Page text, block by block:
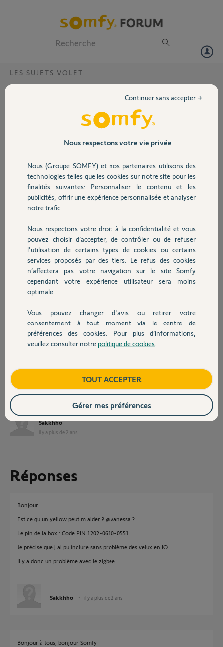
Volet
Sécurité
Domotique
Chauffage
Autres produits
Devis avec un pro
Contact
LES SUJETS VOLET
Boitier somfy a echoué dans l identification
voici mon installation.
j'ai bien un volet coordinateur (vérifié avec un 2R+ haut bas) qui bouge
pdt 10s
j'ai bien tous mes volets dans le même reseau car ils font un va et
vient apres l'appui R+ stop
elle est pas hyper bien configurée mais controle tous les volet.
dongle Zigbee 1.2 / 3.0 pour Profalux acheté chez ENVEO (dongle
blanc inscrit 3.0 dessus)
https://www.sos-piecesvolet.com/confort-connecte/888-dong...
jusque la tout va bien ...
quand menu / dongle / joindre un reseau /
etape 1 (R+stop) = OK
etape 2 : votre boitier somfy a échoué dans l'identification du reseau
je suis coincé !
Help me !
Merci,
Sakkhho
il y a plus de 2 ans
Réponses
Bonjour
Est ce qu un yellow peut m aider ? @vanessa ?
Le pin de la box : Code PIN 1202-0610-0551
Je précise que j ai pu inclure sans problème des velux en IO.
Il y a donc un problème avec le zigbee.
Sakkhho il y a plus de 2 ans
Bonjour à tous, bonjour Somfy
Nous respectons votre vie privée
Nous (Groupe SOMFY) et nos partenaires utilisons des
technologies telles que les cookies sur notre site pour les
finalités suivantes: Personnaliser le contenu et les
publicités, offrir une expérience personnalisée et analyser
notre trafic.
Nous respectons votre droit à la confidentialité et vous
pouvez choisir d’accepter, de contrôler ou de refuser
l'utilisation de certains types de cookies ou certains
services proposés par des tiers. Le refus des cookies
n’affectera pas votre navigation sur le site Somfy
cependant votre expérience utilisateur sera moins
optimale.
Vous pouvez changer d'avis ou retirer votre
consentement à tout moment via le centre de
préférences des cookies. Pour plus d’informations,
veuillez consulter notre politique de cookies
Continuer sans accepter →
TOUT ACCEPTER
Gérer mes préférences